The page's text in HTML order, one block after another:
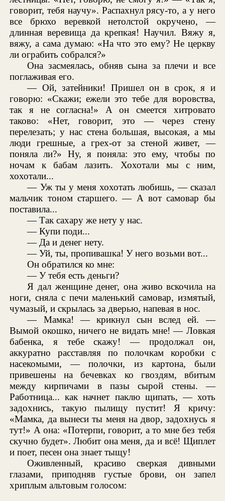
говорит, тебя научу». Распахнул рясу-то, а у него
все брюхо веревкой нетолстой окручено, —
длинная веревища да крепкая! Научил. Вяжу я,
вяжу, а сама думаю: «На что это ему? Не церкву
ли ограбить собрался?»
Она засмеялась, обняв сына за плечи и все
поглаживая его.
— Ой, затейники! Пришел он в срок, я и
говорю: «Скажи; ежели это тебе для воровства,
так я не согласна!» А он смеется хитровато
таково: «Нет, говорит, это — через стену
перелезать; у нас стена большая, высокая, а мы
люди грешные, а грех-от за стеной живет, —
поняла ли?» Ну, я поняла: это ему, чтобы по
ночам к бабам лазить. Хохотали мы с ним,
хохотали...
— Уж ты у меня хохотать любишь, — сказал
мальчик тоном старшего. — А вот самовар бы
поставила...
— Так сахару же нету у нас.
— Купи поди...
— Да и денег нету.
— Уй, ты, пропивашка! У него возьми вот...
Он обратился ко мне:
— У тебя есть деньги?
Я дал женщине денег, она живо вскочила на
ноги, сняла с печи маленький самовар, измятый,
чумазый, и скрылась за дверью, напевая в нос.
— Мамка! — крикнул сын вслед ей. —
Вымой окошко, ничего не видать мне! — Ловкая
бабенка, я тебе скажу! — продолжал он,
аккуратно расставляя по полочкам коробки с
насекомыми, — полочки, из картона, были
привешены на бечевках ко гвоздям, вбитым
между кирпичами в пазы сырой стены. —
Работница... как начнет паклю щипать, — хоть
задохнись, такую пылищу пустит! Я кричу:
«Мамка, да вынеси ты меня на двор, задохнусь я
тут!» А она: «Потерпи, говорит, а то мне без тебя
скучно будет». Любит она меня, да и всё! Щиплет
и поет, песен она знает тыщу!
Оживленный, красиво сверкая дивными
глазами, приподняв густые брови, он запел
хриплым альтовым голосом: